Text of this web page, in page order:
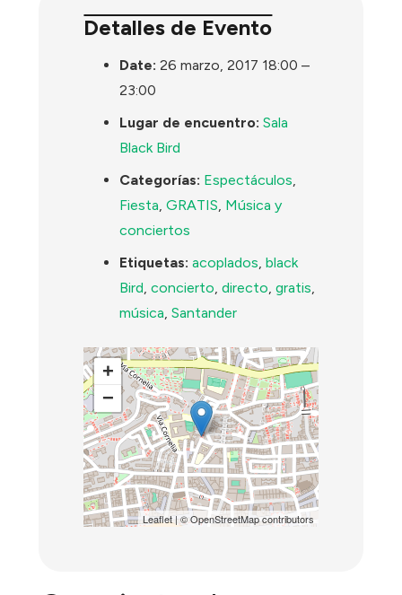
Detalles de Evento
Date: 26 marzo, 2017 18:00 –
23:00
Lugar de encuentro: Sala
Black Bird
Categorías: Espectáculos,
Fiesta,GRATIS, Música y
conciertos
Etiquetas: acoplados,black
Bird,concierto,directo,gratis,
música,Santander
+
−
Leaflet| ©OpenStreetMapcontributors